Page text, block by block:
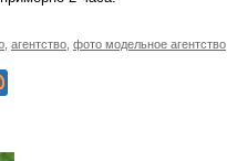
агентство фото модельное агентство